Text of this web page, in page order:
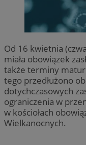
Od 16 kwietnia
miała obowiązek
także terminy
tego przedłużono
dotychczasowych
ograniczenia w
w kościołach
Wielkanocnych.